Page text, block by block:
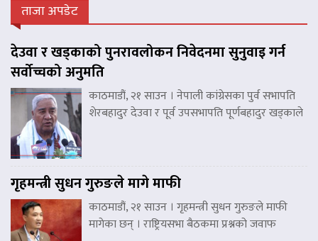
ताजा अपडेट
देउवा र खड्काको पुनरावलोकन निवेदनमा सुनुवाइ गर्न
सर्वोच्चको अनुमति
काठमाडौं, २१ साउन । नेपाली कांग्रेसका पुर्व सभापति
शेरबहादुर देउवा र पूर्व उपसभापति पूर्णबहादुर खड्काले
गृहमन्त्री सुधन गुरुङले मागे माफी
काठमाडौं, २१ साउन । गृहमन्त्री सुधन गुरुङले माफी
मागेका छन् । राष्ट्रियसभा बैठकमा प्रश्नको जवाफ